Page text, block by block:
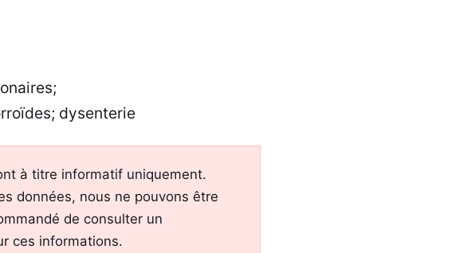
dysenterie
à titre informatif uniquement.
données, nous ne pouvons être
de consulter un
ces informations.